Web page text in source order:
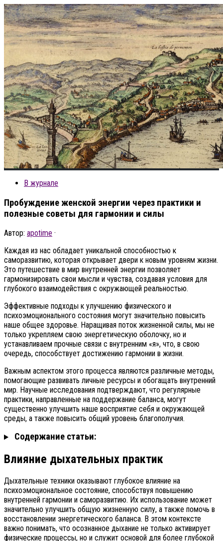
В журнале
Пробуждение женской энергии через практики и
полезные советы для гармонии и силы
Автор: apotime ·
Каждая из нас обладает уникальной способностью к
саморазвитию, которая открывает двери к новым уровням жизни.
Это путешествие в мир внутренней энергии позволяет
гармонизировать свои мысли и чувства, создавая условия для
глубокого взаимодействия с окружающей реальностью.
Эффективные подходы к улучшению физического и
психоэмоционального состояния могут значительно повысить
наше общее здоровье. Наращивая поток жизненной силы, мы не
только укрепляем свою энергетическую оболочку, но и
устанавливаем прочные связи с внутренним «я», что, в свою
очередь, способствует достижению гармонии в жизни.
Важным аспектом этого процесса являются различные методы,
помогающие развивать личные ресурсы и обогащать внутренний
мир. Научные исследования подтверждают, что регулярные
практики, направленные на поддержание баланса, могут
существенно улучшить наше восприятие себя и окружающей
среды, а также повысить общий уровень благополучия.
Содержание статьи:
Влияние дыхательных практик
Дыхательные техники оказывают глубокое влияние на
психоэмоциональное состояние, способствуя повышению
внутренней гармонии и саморазвитию. Их использование может
значительно улучшить общую жизненную силу, а также помочь в
восстановлении энергетического баланса. В этом контексте
важно понимать, что осознанное дыхание не только активирует
физические процессы, но и служит основой для более глубокой